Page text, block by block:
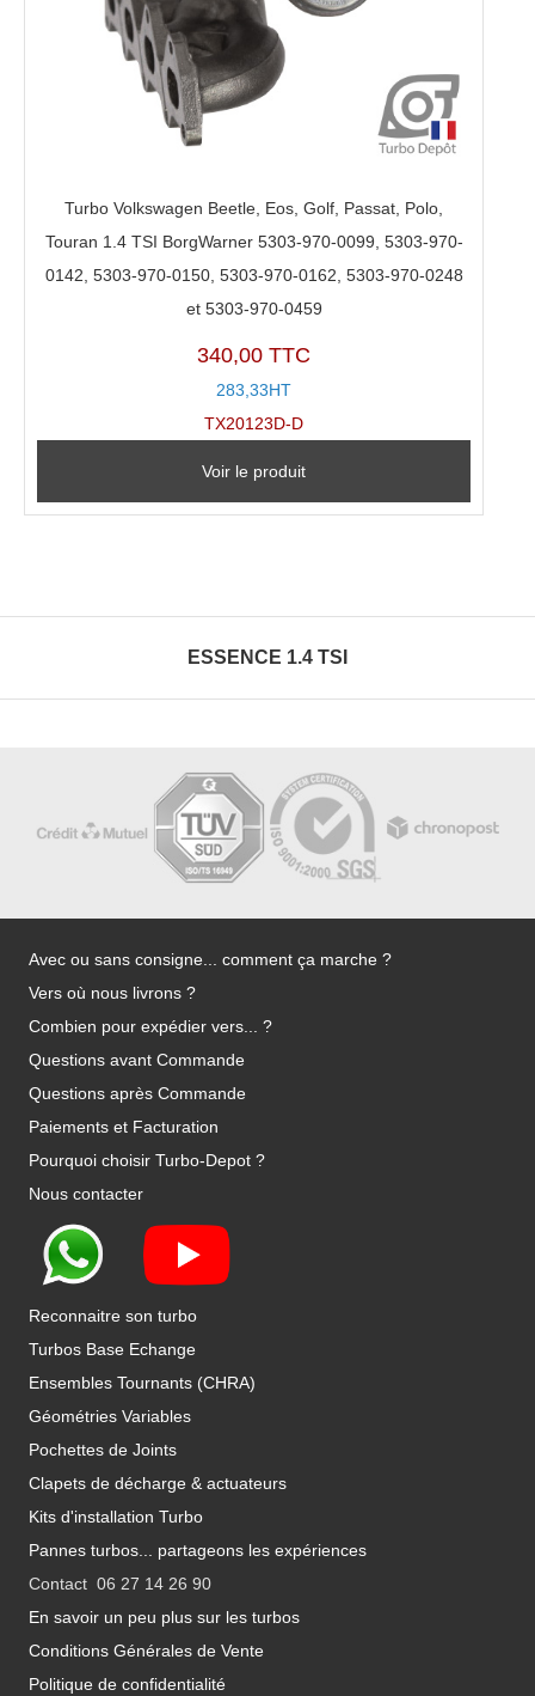
Turbo Volkswagen Beetle, Eos, Golf, Passat, Polo,
Touran 1.4 TSI BorgWarner 5303-970-0099, 5303-970-
0142, 5303-970-0150, 5303-970-0162, 5303-970-0248
et 5303-970-0459
340,00 TTC
283,33HT
TX20123D-D
Voir le produit
ESSENCE 1.4 TSI
Avec ou sans consigne... comment ça marche ?
Vers où nous livrons ?
Combien pour expédier vers... ?
Questions avant Commande
Questions après Commande
Paiements et Facturation
Pourquoi choisir Turbo-Depot ?
Nous contacter
Reconnaitre son turbo
Turbos Base Echange
Ensembles Tournants (CHRA)
Géométries Variables
Pochettes de Joints
Clapets de décharge & actuateurs
Kits d'installation Turbo
Pannes turbos... partageons les expériences
Contact 06 27 14 26 90
En savoir un peu plus sur les turbos
Conditions Générales de Vente
Politique de confidentialité